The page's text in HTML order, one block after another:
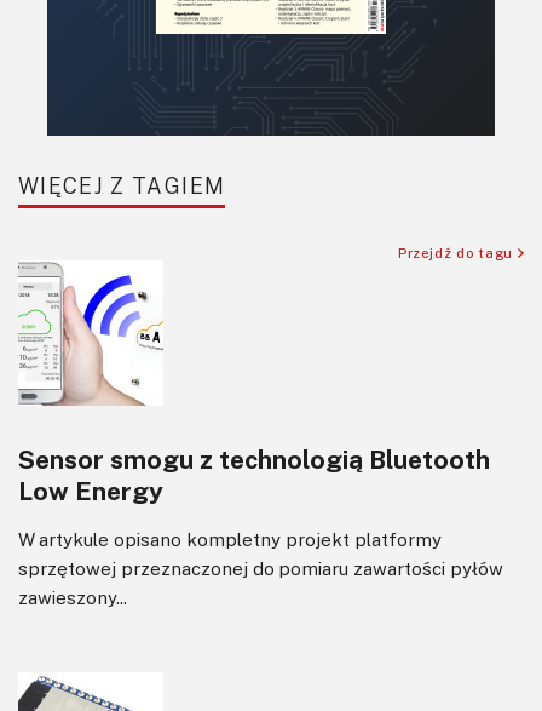
WIĘCEJ Z TAGIEM
Przejdź do tagu
Sensor smogu z technologią Bluetooth
Low Energy
W artykule opisano kompletny projekt platformy
sprzętowej przeznaczonej do pomiaru zawartości pyłów
zawieszony...